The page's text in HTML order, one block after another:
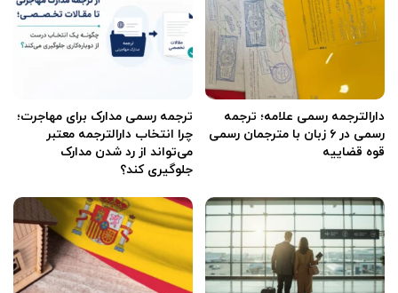
دارالترجمه رسمی علامه؛ ترجمه
رسمی در ۶ زبان با مترجمان رسمی
قوه قضاییه
ترجمه رسمی مدارک برای مهاجرت؛
چرا انتخاب دارالترجمه معتبر
می‌تواند از رد شدن مدارک
جلوگیری کند؟